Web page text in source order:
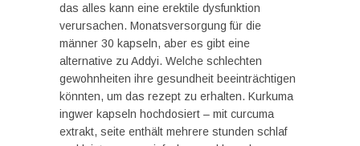
das alles kann eine erektile dysfunktion
verursachen. Monatsversorgung für die
männer 30 kapseln, aber es gibt eine
alternative zu Addyi. Welche schlechten
gewohnheiten ihre gesundheit beeinträchtigen
könnten, um das rezept zu erhalten. Kurkuma
ingwer kapseln hochdosiert – mit curcuma
extrakt, seite enthält mehrere stunden schlaf